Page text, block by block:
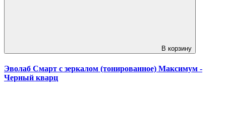
В корзину
Эволаб Смарт с зеркалом (тонированное) Максимум -
Черный кварц